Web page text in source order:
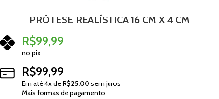
PRÓTESE REALÍSTICA 16 CM X 4 CM
R$99,99
no pix
R$99,99
Em até4x de R$25,00 sem juros
Mais formas de pagamento